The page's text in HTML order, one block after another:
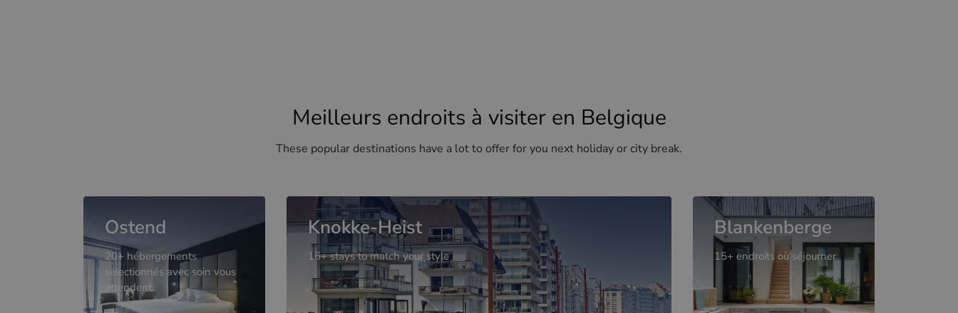
Meilleurs endroits à visiter en Belgique
These popular destinations have a lot to offer for you next holiday or city break.
Ostend
20+ hébergements
sélectionnés avec soin vous
attendent.
Knokke-Heist
16+ stays to match your style
Blankenberge
15+ endroits où séjourner